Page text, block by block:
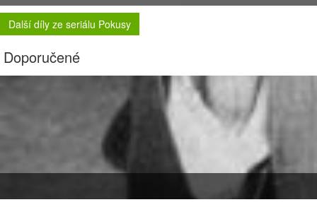
Další díly ze seriálu Pokusy
Doporučené